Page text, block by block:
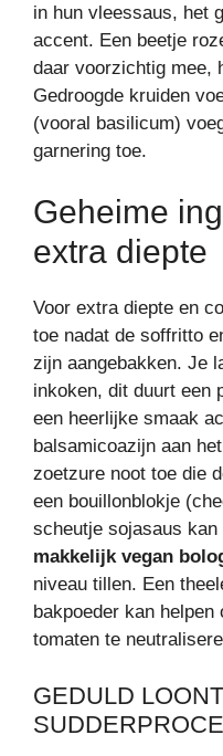
in hun vleessaus, het
accent. Een beetje
daar voorzichtig mee,
Gedroogde kruiden
(vooral basilicum)
garnering toe.
Geheime
extra diepte
Voor extra diepte en
toe nadat de soffritto
zijn aangebakken. Je
inkoken, dit duurt een
een heerlijke smaak
balsamicoazijn aan
zoetzure noot toe die
een bouillonblokje
scheutje sojasaus
makkelijk vegan
niveau tillen. Een
bakpoeder kan
tomaten te
GEDULD